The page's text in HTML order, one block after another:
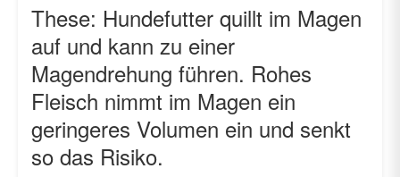
These: Hundefutter quillt im Magen
auf und kann zu einer
Magendrehung führen. Rohes
Fleisch nimmt im Magen ein
geringeres Volumen ein und senkt
so das Risiko.